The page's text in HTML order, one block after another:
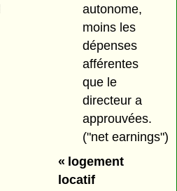
autonome,
moins les
dépenses
afférentes
que le
directeur a
approuvées.
("net earnings")
« logement
locatif